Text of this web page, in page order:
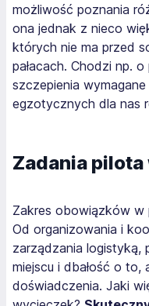
możliwość poznania
ona jednak z nieco
których nie ma przed
pałacach. Chodzi np.
szczepienia
egzotycznych dla nas
Zadania
Zakres obowiązków w
Od organizowania i
zarządzania logistyką,
miejscu i dbałość o
doświadczenia. Jaki